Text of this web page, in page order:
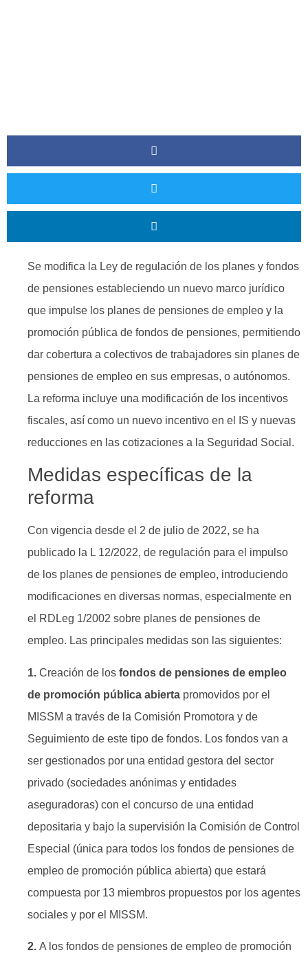
Se modifica la Ley de regulación de los planes y fondos
de pensiones estableciendo un nuevo marco jurídico
que impulse los planes de pensiones de empleo y la
promoción pública de fondos de pensiones, permitiendo
dar cobertura a colectivos de trabajadores sin planes de
pensiones de empleo en sus empresas, o autónomos.
La reforma incluye una modificación de los incentivos
fiscales, así como un nuevo incentivo en el IS y nuevas
reducciones en las cotizaciones a la Seguridad Social.
Medidas específicas de la
reforma
Con vigencia desde el 2 de julio de 2022, se ha
publicado la L 12/2022, de regulación para el impulso
de los planes de pensiones de empleo, introduciendo
modificaciones en diversas normas, especialmente en
el RDLeg 1/2002 sobre planes de pensiones de
empleo. Las principales medidas son las siguientes:
1. Creación de los fondos de pensiones de empleo
de promoción pública abierta promovidos por el
MISSM a través de la Comisión Promotora y de
Seguimiento de este tipo de fondos. Los fondos van a
ser gestionados por una entidad gestora del sector
privado (sociedades anónimas y entidades
aseguradoras) con el concurso de una entidad
depositaria y bajo la supervisión la Comisión de Control
Especial (única para todos los fondos de pensiones de
empleo de promoción pública abierta) que estará
compuesta por 13 miembros propuestos por los agentes
sociales y por el MISSM.
2. A los fondos de pensiones de empleo de promoción